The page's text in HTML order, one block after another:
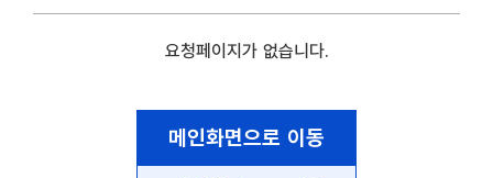
요청페이지가 없습니다.
메인화면으로 이동